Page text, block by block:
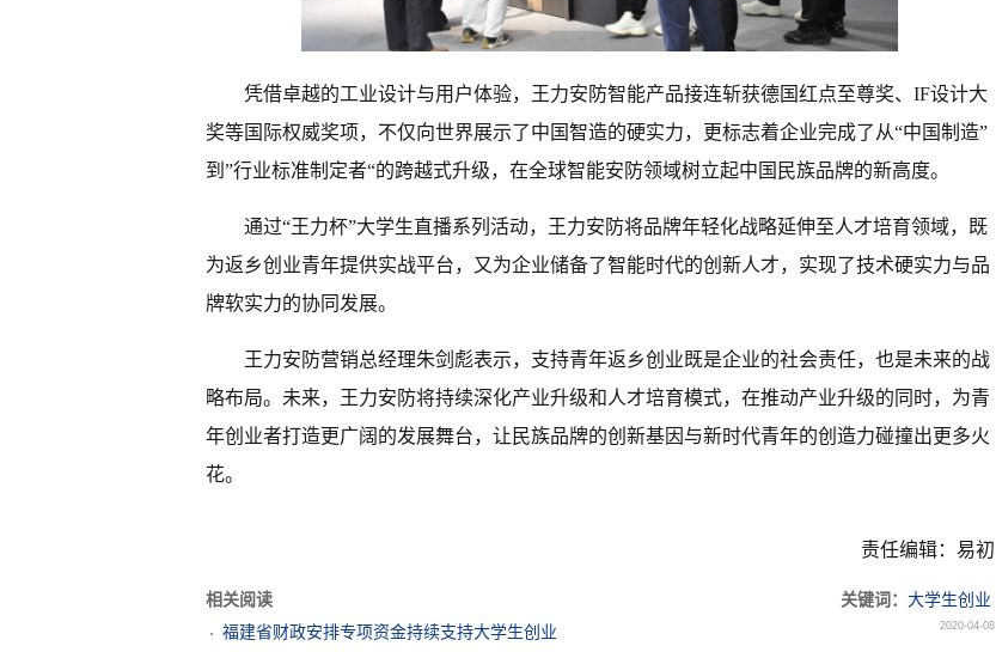
凭借卓越的工业设计与用户体验，王力安防智能产品接连斩获德国红点至尊奖、IF设计大
奖等国际权威奖项，不仅向世界展示了中国智造的硬实力，更标志着企业完成了从“中国制造”
到”行业标准制定者“的跨越式升级，在全球智能安防领域树立起中国民族品牌的新高度。
通过“王力杯”大学生直播系列活动，王力安防将品牌年轻化战略延伸至人才培育领域，既
为返乡创业青年提供实战平台，又为企业储备了智能时代的创新人才，实现了技术硬实力与品
牌软实力的协同发展。
王力安防营销总经理朱剑彪表示，支持青年返乡创业既是企业的社会责任，也是未来的战
略布局。未来，王力安防将持续深化产业升级和人才培育模式，在推动产业升级的同时，为青
年创业者打造更广阔的发展舞台，让民族品牌的创新基因与新时代青年的创造力碰撞出更多火
花。
责任编辑：易初
相关阅读 关键词： 大学生创业
福建省财政安排专项资金持续支持大学生创业
2020-04-08